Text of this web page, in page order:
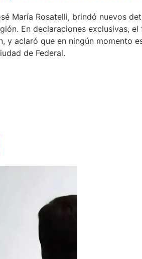
María Rosatelli, brindó nuevos
En declaraciones exclusivas,
y aclaró que en ningún momento
de Federal.